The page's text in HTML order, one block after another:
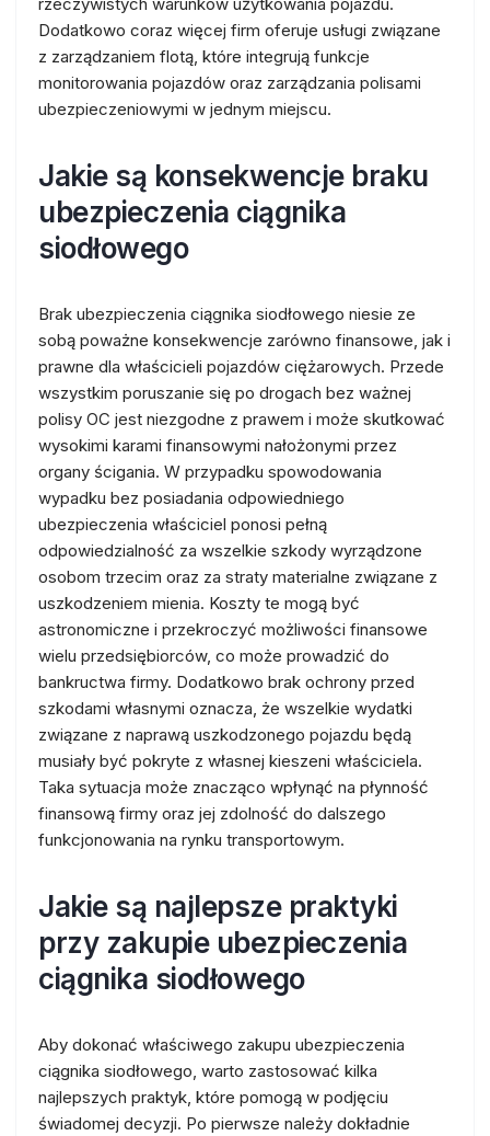
Dodatkowo coraz więcej firm oferuje usługi związane
z zarządzaniem flotą, które integrują funkcje
monitorowania pojazdów oraz zarządzania polisami
ubezpieczeniowymi w jednym miejscu.
Jakie są konsekwencje braku
ubezpieczenia ciągnika
siodłowego
Brak ubezpieczenia ciągnika siodłowego niesie ze
sobą poważne konsekwencje zarówno finansowe, jak i
prawne dla właścicieli pojazdów ciężarowych. Przede
wszystkim poruszanie się po drogach bez ważnej
polisy OC jest niezgodne z prawem i może skutkować
wysokimi karami finansowymi nałożonymi przez
organy ścigania. W przypadku spowodowania
wypadku bez posiadania odpowiedniego
ubezpieczenia właściciel ponosi pełną
odpowiedzialność za wszelkie szkody wyrządzone
osobom trzecim oraz za straty materialne związane z
uszkodzeniem mienia. Koszty te mogą być
astronomiczne i przekroczyć możliwości finansowe
wielu przedsiębiorców, co może prowadzić do
bankructwa firmy. Dodatkowo brak ochrony przed
szkodami własnymi oznacza, że wszelkie wydatki
związane z naprawą uszkodzonego pojazdu będą
musiały być pokryte z własnej kieszeni właściciela.
Taka sytuacja może znacząco wpłynąć na płynność
finansową firmy oraz jej zdolność do dalszego
funkcjonowania na rynku transportowym.
Jakie są najlepsze praktyki
przy zakupie ubezpieczenia
ciągnika siodłowego
Aby dokonać właściwego zakupu ubezpieczenia
ciągnika siodłowego, warto zastosować kilka
najlepszych praktyk, które pomogą w podjęciu
świadomej decyzji. Po pierwsze należy dokładnie